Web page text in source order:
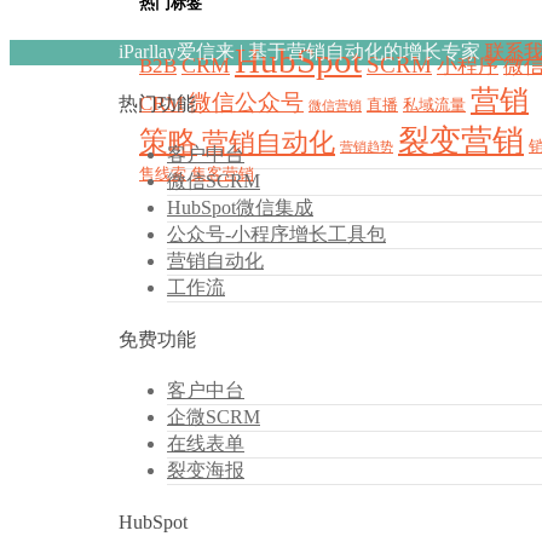
B2B CRM HubSpotSCRM 小程序 微
CRM 微信公众号 微信营销 直播 私域流量 营销
策略营销自动化 营销趋势 裂变营销 销
售线索 集客营销
iParllay爱信来 | 基于营销自动化的增长专家 联系
热门功能
客户中台
微信SCRM
HubSpot微信集成
公众号-小程序增长工具包
营销自动化
工作流
免费功能
客户中台
企微SCRM
在线表单
裂变海报
HubSpot